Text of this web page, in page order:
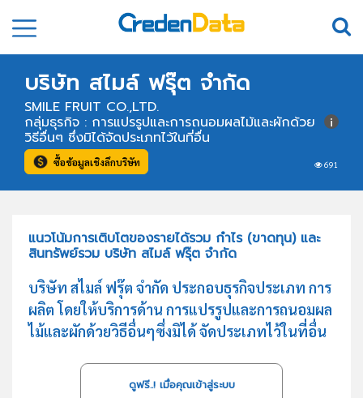
บริษัท สไมล์ ฟรุ๊ต จำกัด
SMILE FRUIT CO.,LTD.
691
กลุ่มธุรกิจ : การแปรรูปและการถนอมผลไม้และผักด้วย
วิธีอื่นๆ ซึ่งมิได้จัดประเภทไว้ในที่อื่น
ซื้อข้อมูลเชิงลึกบริษัท
แนวโน้มการเติบโตของรายได้รวม กำไร (ขาดทุน) และ
สินทรัพย์รวม บริษัท สไมล์ ฟรุ๊ต จำกัด
บริษัท สไมล์ ฟรุ๊ต จำกัด ประกอบธุรกิจประเภท การ
ผลิต โดยให้บริการด้าน การแปรรูปและการถนอมผล
ไม้และผักด้วยวิธีอื่นๆซึ่งมิได้ จัดประเภทไว้ในที่อื่น
ดูฟรี..! เมื่อคุณเข้าสู่ระบบ